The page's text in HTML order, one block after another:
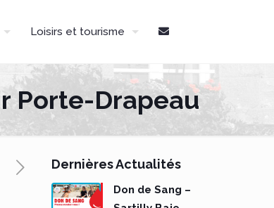
Loisirs et tourisme
Porte-Drapeau
Dernières Actualités
Don de Sang –